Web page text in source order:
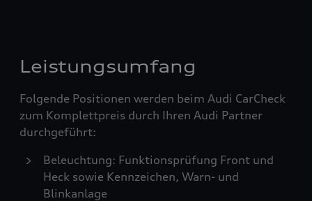
Leistungsumfang
Folgende Positionen werden beim Audi CarCheck
zum Komplettpreis durch Ihren Audi Partner
durchgeführt:
Beleuchtung: Funktionsprüfung Front und
Heck sowie Kennzeichen, Warn- und
Blinkanlage